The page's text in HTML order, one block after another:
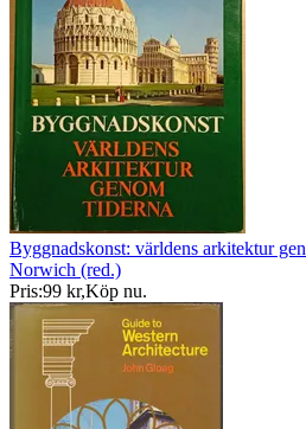
Byggnadskonst: världens arkitektur
Norwich (red.)
Pris:99 kr,Köp nu.